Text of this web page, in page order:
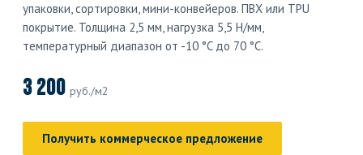
упаковки, сортировки, мини-конвейеров. ПВХ или TPU
покрытие. Толщина 2,5 мм, нагрузка 5,5 Н/мм,
температурный диапазон от -10 °C до 70 °C.
3 200 руб./м2
Получить коммерческое предложение